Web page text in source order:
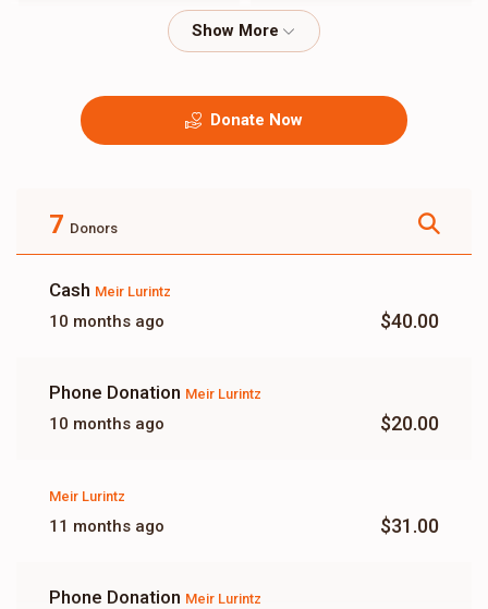
Donate Now
7 Donors
Cash Meir Lurintz
10 months ago $40.00
Phone Donation Meir Lurintz
10 months ago $20.00
Meir Lurintz
11 months ago $31.00
Phone Donation Meir Lurintz